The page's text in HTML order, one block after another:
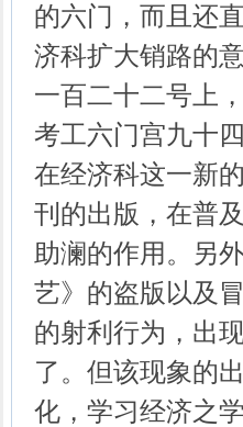
的六门，而且还
济科扩大销路的
一百二十二号上
考工六门宫九十
在经济科这一新
刊的出版，在普
助澜的作用。另
艺》的盗版以及
的射利行为，出
了。但该现象的
化，学习经济之